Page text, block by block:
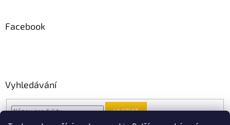
Facebook
Vyhledávání
HLEDAT